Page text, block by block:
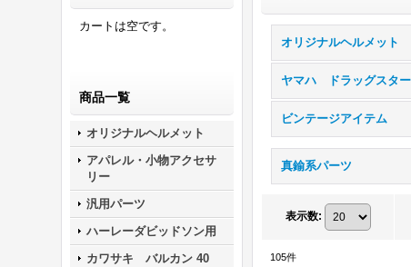
カートは空です。
商品一覧
オリジナルヘルメット
アパレル・小物アクセサ
リー
汎用パーツ
ハーレーダビッドソン用
カワサキ バルカン 40
オリジナルヘルメット
ビンテージアイテム
真鍮系パーツ
表示数:
105件